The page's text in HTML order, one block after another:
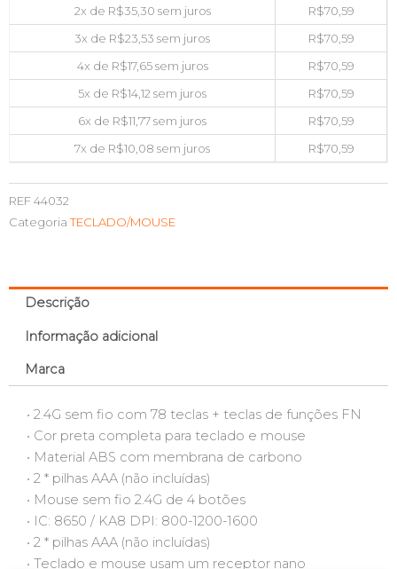
2x de R$35,30 sem juros R$70,59
3x de R$23,53 sem juros R$70,59
4x de R$17,65sem juros R$70,59
5x de R$14,12sem juros R$70,59
6x de R$11,77sem juros R$70,59
7x de R$10,08 sem juros R$70,59
REF44032
Categoria TECLADO/MOUSE
Descrição
Informação adicional
Marca
• 2.4G sem fio com 78 teclas + teclas de funções FN
• Cor preta completa para teclado e mouse
• Material ABS com membrana de carbono
• 2 * pilhas AAA (não incluídas)
• Mouse sem fio 2.4G de 4 botões
• IC: 8650 / KA8 DPI: 800-1200-1600
• 2 * pilhas AAA (não incluídas)
• Teclado e mouse usam um receptor nano